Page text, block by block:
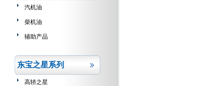
汽机油
柴机油
辅助产品
东宝之星系列
高轿之星